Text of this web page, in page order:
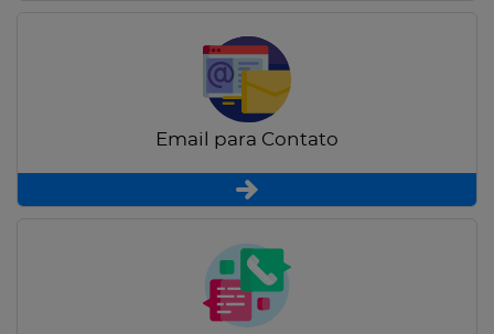
Email para Contato